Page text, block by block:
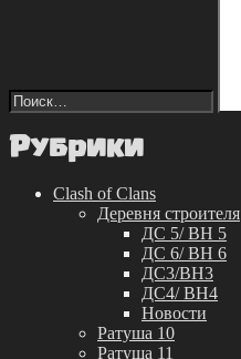
Рубрики
Clash of Clans
Деревня строителя
ДС 5/ BH 5
ДС 6/ BH 6
ДС3/BH3
ДС4/ BH4
Новости
Ратуша 10
Ратуша 11